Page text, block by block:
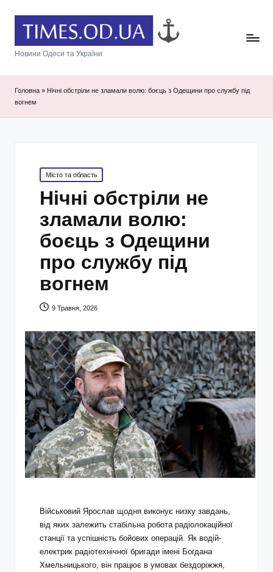
Новини Одеси та України
Головна » Нічні обстріли не зламали волю: боєць з Одещини про службу під
вогнем
Posted
in
Місто та область
Нічні обстріли не
зламали волю:
боєць з Одещини
про службу під
вогнем
9 Травня, 2026
Військовий Ярослав щодня виконує низку завдань,
від яких залежить стабільна робота радіолокаційної
станції та успішність бойових операцій. Як водій-
електрик радіотехнічної бригади імені Богдана
Хмельницького, він працює в умовах бездоріжжя,